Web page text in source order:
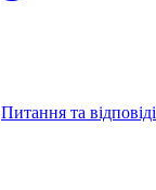
Питання та відповіді